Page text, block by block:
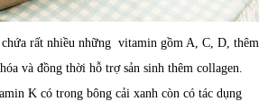
rất nhiều những vitamin gồm A, C, D, thêm
và đồng thời hỗ trợ sản sinh thêm collagen.
K có trong bông cải xanh còn có tác dụng